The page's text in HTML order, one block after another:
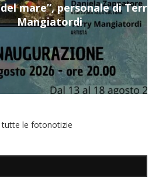
personale di Terry
tutte le fotonotizie